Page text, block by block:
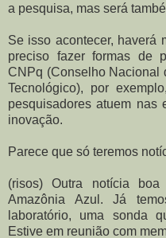
a pesquisa, mas será
Se isso acontecer, haverá
preciso fazer formas de
CNPq (Conselho Nacional
Tecnológico), por
pesquisadores atuem nas
inovação.
Parece que só teremos
(risos) Outra notícia
Amazônia Azul. Já
laboratório, uma sonda
Estive em reunião com